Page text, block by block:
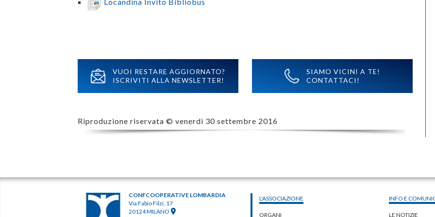
VUOI RESTARE AGGIORNATO?
ISCRIVITI ALLA NEWSLETTER!
SIAMO VICINI A TE!
CONTATTACI!
Riproduzione riservata © venerdì 30 settembre 2016
L'ASSOCIAZIONE
ORGANI
INFO E
LE NOTIZIE
CONFCOOPERATIVE LOMBARDIA
Via Fabio Filzi, 17
20124 MILANO